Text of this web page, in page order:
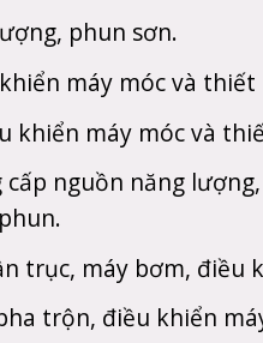
phun sơn.
máy móc và
khiển máy móc và
cấp nguồn năng
trục, máy bơm,
trộn, điều khiển